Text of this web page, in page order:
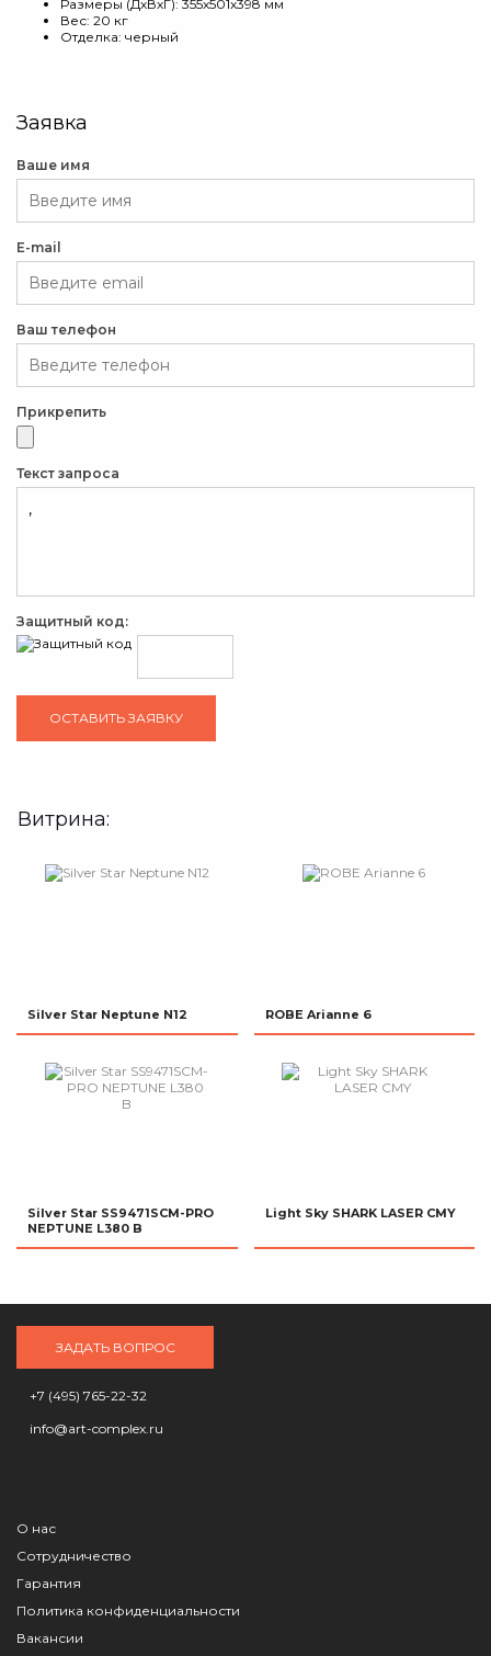
Размеры (ДхВхГ): 355x501x398 мм
Вес: 20 кг
Отделка: черный
Заявка
Ваше имя
E-mail
Ваш телефон
Прикрепить
Текст запроса
Защитный код:
Витрина:
Silver Star Neptune N12 ROBE Arianne 6
Silver Star SS9471SCM-PRO
NEPTUNE L380 B
Light Sky SHARK LASER CMY
ЗАДАТЬ ВОПРОС
+7 (495) 765-22-32
info@art-complex.ru
О нас
Сотрудничество
Гарантия
Политика конфиденциальности
Вакансии